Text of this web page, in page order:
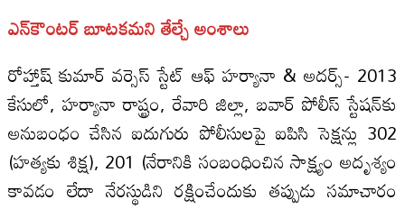
ఎన్‌కౌంటర్ బూటకమని తేల్చే అంశాలు
రోహ్తాష్ కుమార్ వర్సెస్ స్టేట్ ఆఫ్ హర్యానా & అదర్స్- 2013
కేసులో, హర్యానా రాష్ట్రం, రేవారి జిల్లా, బవార్ పోలీస్ స్టేషన్‌కు
అనుబంధం చేసిన ఐదుగురు పోలీసులపై ఐపిసి సెక్షన్లు 302
(హత్యకు శిక్ష), 201 (నేరానికి సంబంధించిన సాక్ష్యం అదృశ్యం
కావడం లేదా నేరస్థుడిని రక్షించేందుకు తప్పుడు సమాచారం